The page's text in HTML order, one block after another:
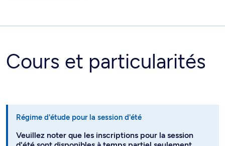
Cours et particularités
Régime d'étude pour la session d'été
Veuillez noter que les inscriptions pour la session